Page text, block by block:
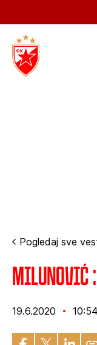
Pogledaj sve
Milunović
19.6.2020 10:54